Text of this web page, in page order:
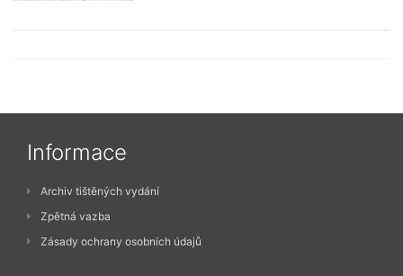
Informace
Archiv tištěných vydání
Zpětná vazba
Zásady ochrany osobních údajů